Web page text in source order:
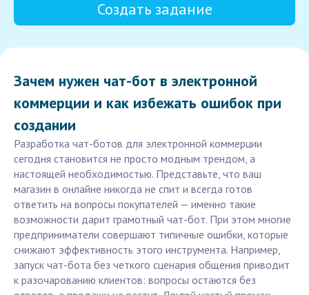
Создать задание
Зачем нужен чат-бот в электронной
коммерции и как избежать ошибок при
создании
Разработка чат-ботов для электронной коммерции
сегодня становится не просто модным трендом, а
настоящей необходимостью. Представьте, что ваш
магазин в онлайне никогда не спит и всегда готов
ответить на вопросы покупателей — именно такие
возможности дарит грамотный чат-бот. При этом многие
предприниматели совершают типичные ошибки, которые
снижают эффективность этого инструмента. Например,
запуск чат-бота без четкого сценария общения приводит
к разочарованию клиентов: вопросы остаются без